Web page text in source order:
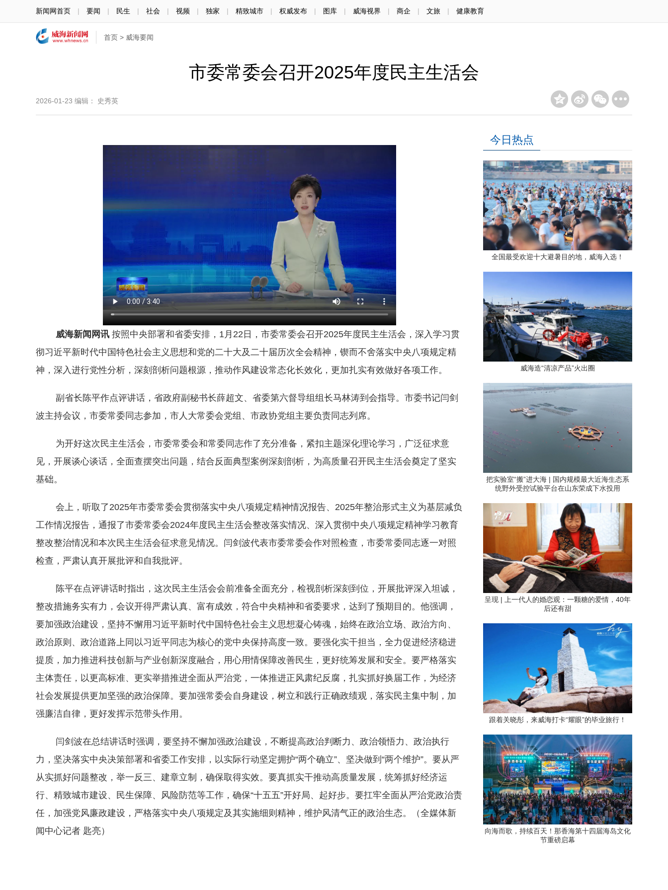
新闻网首页 | 要闻 | 民生 | 社会 | 视频 | 独家 | 精致城市 | 权威发布 | 图库 | 威海视界 | 商企 | 文旅 | 健康教育
首页 > 威海要闻
市委常委会召开2025年度民主生活会
2026-01-23 编辑： 史秀英
威海新闻网讯 按照中央部署和省委安排，1月22日，市委常委会召开2025年度民主生活会，深入学习贯
彻习近平新时代中国特色社会主义思想和党的二十大及二十届历次全会精神，锲而不舍落实中央八项规定精
神，深入进行党性分析，深刻剖析问题根源，推动作风建设常态化长效化，更加扎实有效做好各项工作。
副省长陈平作点评讲话，省政府副秘书长薛超文、省委第六督导组组长马林涛到会指导。市委书记闫剑
波主持会议，市委常委同志参加，市人大常委会党组、市政协党组主要负责同志列席。
为开好这次民主生活会，市委常委会和常委同志作了充分准备，紧扣主题深化理论学习，广泛征求意
见，开展谈心谈话，全面查摆突出问题，结合反面典型案例深刻剖析，为高质量召开民主生活会奠定了坚实
基础。
会上，听取了2025年市委常委会贯彻落实中央八项规定精神情况报告、2025年整治形式主义为基层减负
工作情况报告，通报了市委常委会2024年度民主生活会整改落实情况、深入贯彻中央八项规定精神学习教育
整改整治情况和本次民主生活会征求意见情况。闫剑波代表市委常委会作对照检查，市委常委同志逐一对照
检查，严肃认真开展批评和自我批评。
陈平在点评讲话时指出，这次民主生活会会前准备全面充分，检视剖析深刻到位，开展批评深入坦诚，
整改措施务实有力，会议开得严肃认真、富有成效，符合中央精神和省委要求，达到了预期目的。他强调，
要加强政治建设，坚持不懈用习近平新时代中国特色社会主义思想凝心铸魂，始终在政治立场、政治方向、
政治原则、政治道路上同以习近平同志为核心的党中央保持高度一致。要强化实干担当，全力促进经济稳进
提质，加力推进科技创新与产业创新深度融合，用心用情保障改善民生，更好统筹发展和安全。要严格落实
主体责任，以更高标准、更实举措推进全面从严治党，一体推进正风肃纪反腐，扎实抓好换届工作，为经济
社会发展提供更加坚强的政治保障。要加强常委会自身建设，树立和践行正确政绩观，落实民主集中制，加
强廉洁自律，更好发挥示范带头作用。
闫剑波在总结讲话时强调，要坚持不懈加强政治建设，不断提高政治判断力、政治领悟力、政治执行
力，坚决落实中央决策部署和省委工作安排，以实际行动坚定拥护“两个确立”、坚决做到“两个维护”。要从严
从实抓好问题整改，举一反三、建章立制，确保取得实效。要真抓实干推动高质量发展，统筹抓好经济运
行、精致城市建设、民生保障、风险防范等工作，确保“十五五”开好局、起好步。要扛牢全面从严治党政治责
任，加强党风廉政建设，严格落实中央八项规定及其实施细则精神，维护风清气正的政治生态。（全媒体新
闻中心记者 匙亮）
今日热点
全国最受欢迎十大避暑目的地，威海入选！
威海造“清凉产品”火出圈
把实验室“搬”进大海 | 国内规模最大近海生态系
统野外受控试验平台在山东荣成下水投用
呈现 | 上一代人的婚恋观：一颗糖的爱情，40年
后还有甜
跟着关晓彤，来威海打卡“耀眼”的毕业旅行！
向海而歌，持续百天！那香海第十四届海岛文化
节重磅启幕